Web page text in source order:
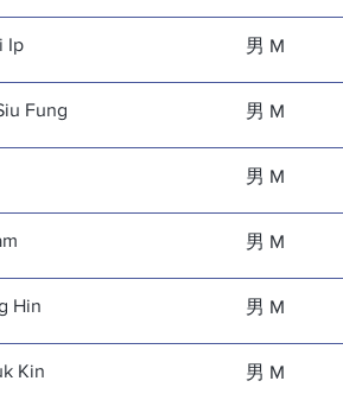
Ip 男 M
Fung 男 M
男 M
男 M
Hin 男 M
Kin 男 M